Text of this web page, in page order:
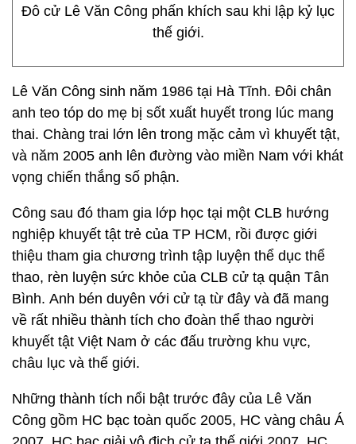
Đô cử Lê Văn Công phấn khích sau khi lập kỷ lục
thế giới.
Lê Văn Công sinh năm 1986 tại Hà Tĩnh. Đôi chân
anh teo tóp do mẹ bị sốt xuất huyết trong lúc mang
thai. Chàng trai lớn lên trong mặc cảm vì khuyết tật,
và năm 2005 anh lên đường vào miền Nam với khát
vọng chiến thắng số phận.
Công sau đó tham gia lớp học tại một CLB hướng
nghiệp khuyết tật trẻ của TP HCM, rồi được giới
thiệu tham gia chương trình tập luyện thể dục thể
thao, rèn luyện sức khỏe của CLB cử tạ quận Tân
Bình. Anh bén duyên với cử tạ từ đây và đã mang
về rất nhiều thành tích cho đoàn thể thao người
khuyết tật Việt Nam ở các đấu trường khu vực,
châu lục và thế giới.
Những thành tích nổi bật trước đây của Lê Văn
Công gồm HC bạc toàn quốc 2005, HC vàng châu Á